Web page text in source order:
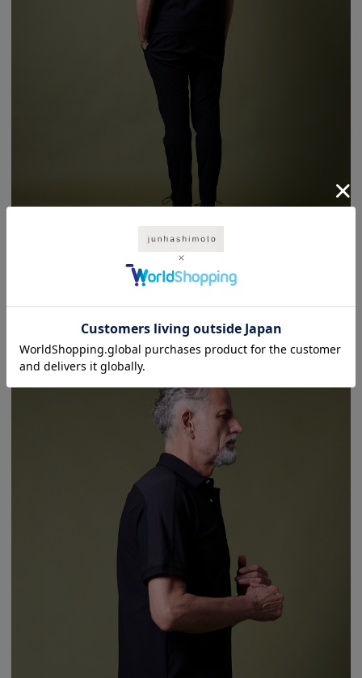
本体には「ひつじ雲」のように繊細な扁平八葉断面を持つ東レ“ボディクール
®”ナイロン・マイクロファイバーを採用。吸水速乾と接触冷感機能で、暑い日
を使用し、衣服内の湿度と温度を理想的にコントロールします。